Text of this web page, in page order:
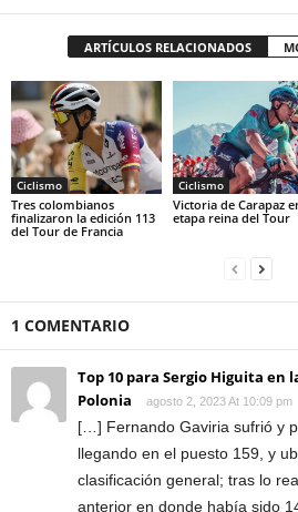
ARTÍCULOS RELACIONADOS
Ciclismo
Tres colombianos
finalizaron la edición 113
del Tour de Francia
Ciclismo
Victoria de Carapaz
etapa reina del Tour
1 COMENTARIO
Top 10 para Sergio Higuita en
Polonia
agosto 2, 2023 At 10:09 pm
[…] Fernando Gaviria sufrió y
llegando en el puesto 159, y
clasificación general; tras lo
anterior en donde había sido